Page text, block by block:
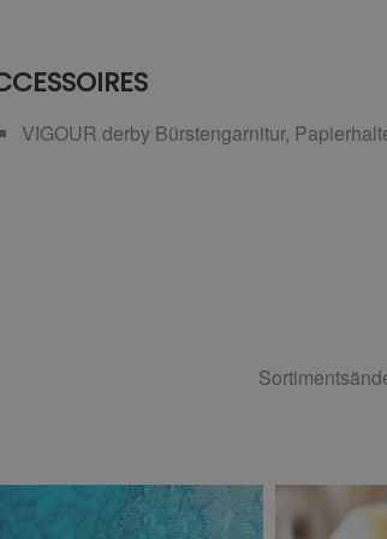
VIGOUR derby Bürstengarnitur,